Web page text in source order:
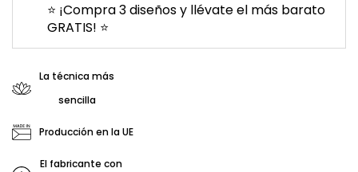
⭐ ¡Compra 3 diseños y llévate el más barato
GRATIS! ⭐
La técnica más
sencilla
Producción en la UE
El fabricante con